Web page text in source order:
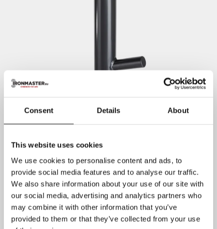
Consent Details About
This website uses cookies
We use cookies to personalise content and ads, to
provide social media features and to analyse our traffic.
We also share information about your use of our site with
our social media, advertising and analytics partners who
may combine it with other information that you’ve
provided to them or that they’ve collected from your use